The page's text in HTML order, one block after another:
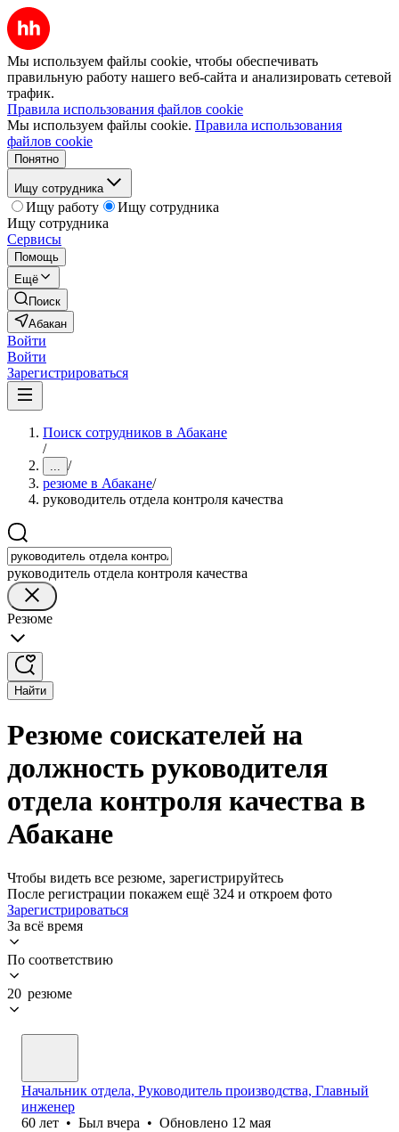
Мы используем файлы cookie, чтобы обеспечивать
правильную работу нашего веб-сайта и анализировать сетевой
трафик.
Правила использования файлов cookie
Мы используем файлы cookie. Правила использования
файлов cookie
Понятно
Ищу сотрудника
Ищу работу
Ищу сотрудника
Ищу сотрудника
Сервисы
Помощь
Ещё
Поиск
Абакан
Войти
Войти
Зарегистрироваться
Поиск сотрудников в Абакане
/
... /
резюме в Абакане/
руководитель отдела контроля качества
руководитель отдела контроля качества
Резюме
Найти
Резюме соискателей на
должность руководителя
отдела контроля качества в
Абакане
Чтобы видеть все резюме, зарегистрируйтесь
После регистрации покажем ещё 324 и откроем фото
Зарегистрироваться
За всё время
По соответствию
20 резюме
Начальник отдела, Руководитель производства, Главный
инженер
60 лет • Был вчера • Обновлено 12 мая